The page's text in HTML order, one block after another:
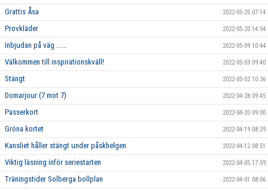
Grattis Åsa 2022-05-25 07:14
Provkläder 2022-05-20 14:54
Inbjudan på väg ...... 2022-05-09 10:44
Välkommen till inspirationskväll! 2022-05-03 09:40
Stängt 2022-05-02 10:36
Domarjour (7 mot 7) 2022-04-28 09:45
Passerkort 2022-04-20 09:00
Gröna kortet 2022-04-19 08:29
Kansliet håller stängt under påskhelgen 2022-04-12 08:51
Viktig läsning inför seriestarten 2022-04-05 17:59
Träningstider Solberga bollplan 2022-04-01 08:06